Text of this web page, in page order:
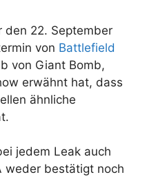
den 22. September
von Battlefield
von Giant Bomb,
erwähnt hat, dass
ähnliche
jedem Leak auch
weder bestätigt noch